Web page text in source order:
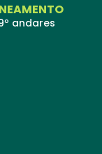
andares